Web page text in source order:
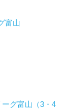
富山
グ富山（3・4